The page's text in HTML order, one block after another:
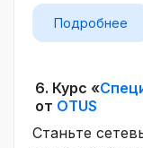
Подробнее
6. Курс «
от OTUS
Станьте